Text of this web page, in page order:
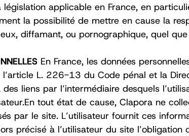
applicable en France, en
la possibilité de mettre en cause la
diffamant, ou pornographique, quel
En France, les données
L. 226-13 du Code pénal et la
liens par l’intermédiaire desquels
tout état de cause, Clapora ne
par le site. L’utilisateur fournit ces
précisé à l’utilisateur du site